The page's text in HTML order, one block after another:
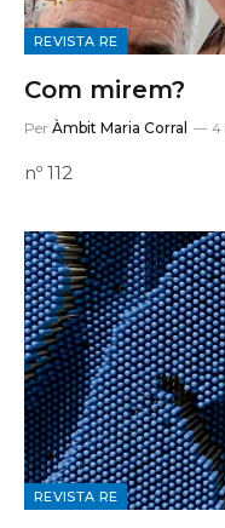
REVISTA RE
Com mirem?
Per Àmbit Maria Corral 4
nº 112
REVISTA RE